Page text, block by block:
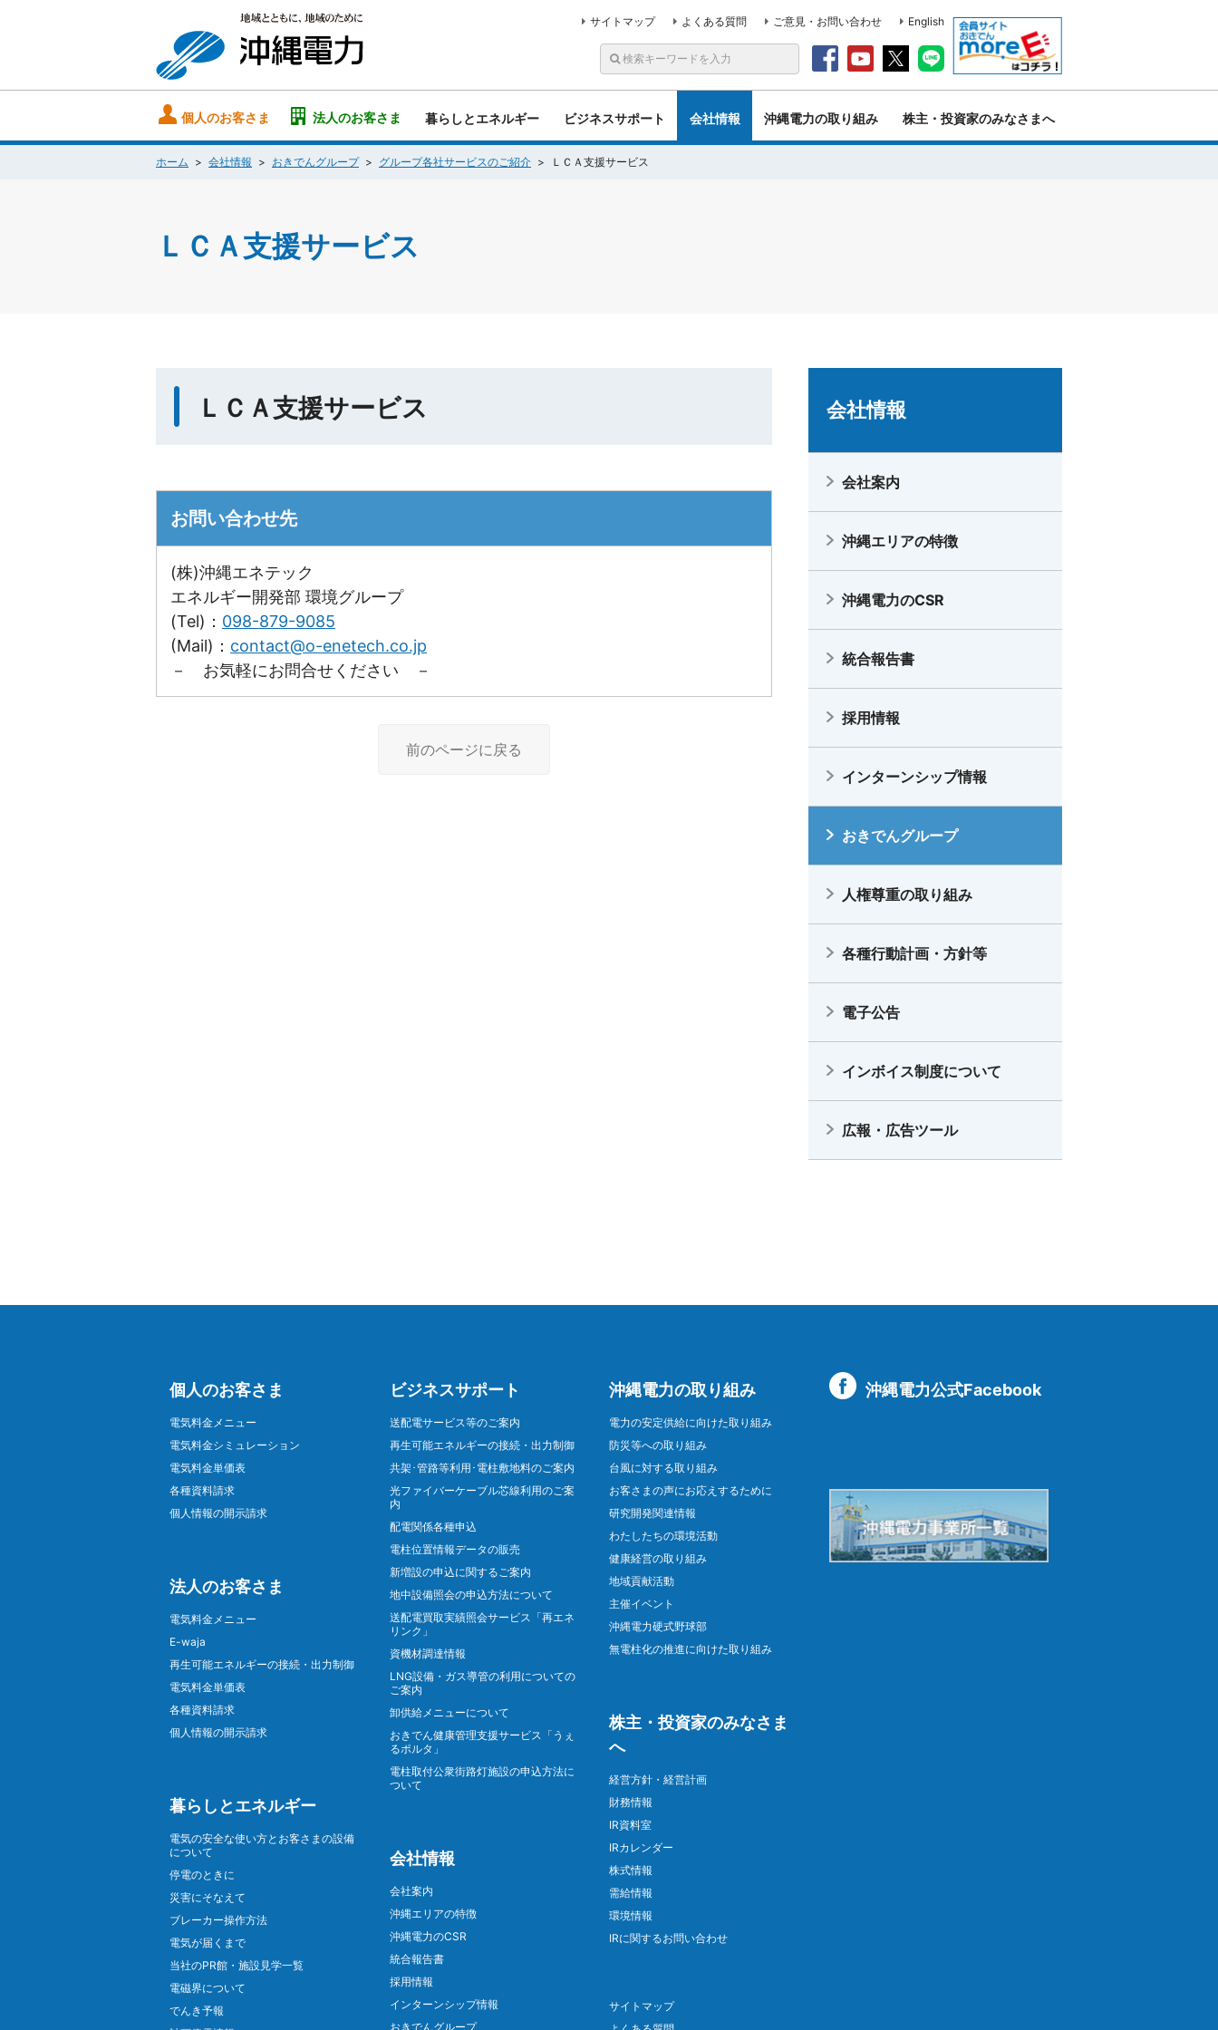
サイトマップ よくある質問 ご意見・お問い合わせ English
個人のお客さま 法人のお客さま 暮らしとエネルギー ビジネスサポート 会社情報 沖縄電力の取り組み 株主・投資家のみなさまへ
ホーム 会社情報 おきでんグループ グループ各社サービスのご紹介 ＬＣＡ支援サービス
ＬＣＡ支援サービス
ＬＣＡ支援サービス
お問い合わせ先
(株)沖縄エネテック
エネルギー開発部 環境グループ
(Tel)： 098-879-9085
(Mail)： contact@o-enetech.co.jp
－ お気軽にお問合せください －
前のページに戻る
会社情報
会社案内
沖縄エリアの特徴
沖縄電力のCSR
統合報告書
採用情報
インターンシップ情報
おきでんグループ
人権尊重の取り組み
各種行動計画・方針等
電子公告
インボイス制度について
広報・広告ツール
個人のお客さま
電気料金メニュー
電気料金シミュレーション
電気料金単価表
各種資料請求
個人情報の開示請求
法人のお客さま
電気料金メニュー
E-waja
再生可能エネルギーの接続・出力制御
電気料金単価表
各種資料請求
個人情報の開示請求
暮らしとエネルギー
電気の安全な使い方とお客さまの設備
について
停電のときに
災害にそなえて
ブレーカー操作方法
電気が届くまで
当社のPR館・施設見学一覧
電磁界について
でんき予報
ビジネスサポート
送配電サービス等のご案内
再生可能エネルギーの接続・出力制御
共架･管路等利用･電柱敷地料のご案内
光ファイバーケーブル芯線利用のご案
内
配電関係各種申込
電柱位置情報データの販売
新増設の申込に関するご案内
地中設備照会の申込方法について
送配電買取実績照会サービス「再エネ
リンク」
資機材調達情報
LNG設備・ガス導管の利用についての
ご案内
卸供給メニューについて
おきでん健康管理支援サービス「うぇ
るポルタ」
電柱取付公衆街路灯施設の申込方法に
ついて
会社情報
会社案内
沖縄エリアの特徴
沖縄電力のCSR
統合報告書
採用情報
インターンシップ情報
おきでんグループ
沖縄電力の取り組み
電力の安定供給に向けた取り組み
防災等への取り組み
台風に対する取り組み
お客さまの声にお応えするために
研究開発関連情報
わたしたちの環境活動
健康経営の取り組み
地域貢献活動
主催イベント
沖縄電力硬式野球部
無電柱化の推進に向けた取り組み
株主・投資家のみなさま
へ
経営方針・経営計画
財務情報
IR資料室
IRカレンダー
株式情報
需給情報
環境情報
IRに関するお問い合わせ
サイトマップ
沖縄電力公式Facebook